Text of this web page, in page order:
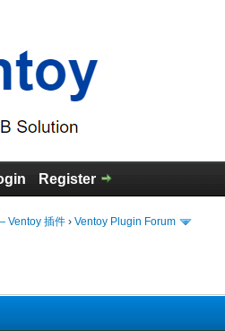
Register
Ventoy 插件 › Ventoy Plugin Forum